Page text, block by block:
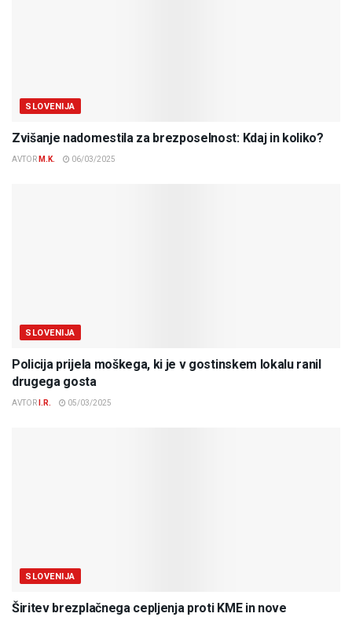
SLOVENIJA
Zvišanje nadomestila za brezposelnost: Kdaj in koliko?
AVTOR M.K. 06/03/2025
SLOVENIJA
Policija prijela moškega, ki je v gostinskem lokalu ranil
drugega gosta
AVTOR I.R. 05/03/2025
SLOVENIJA
Širitev brezplačnega cepljenja proti KME in nove